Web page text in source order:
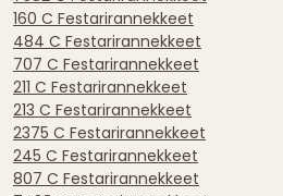
160 C Festarirannekkeet
484 C Festarirannekkeet
707 C Festarirannekkeet
211 C Festarirannekkeet
213 C Festarirannekkeet
2375 C Festarirannekkeet
245 C Festarirannekkeet
807 C Festarirannekkeet